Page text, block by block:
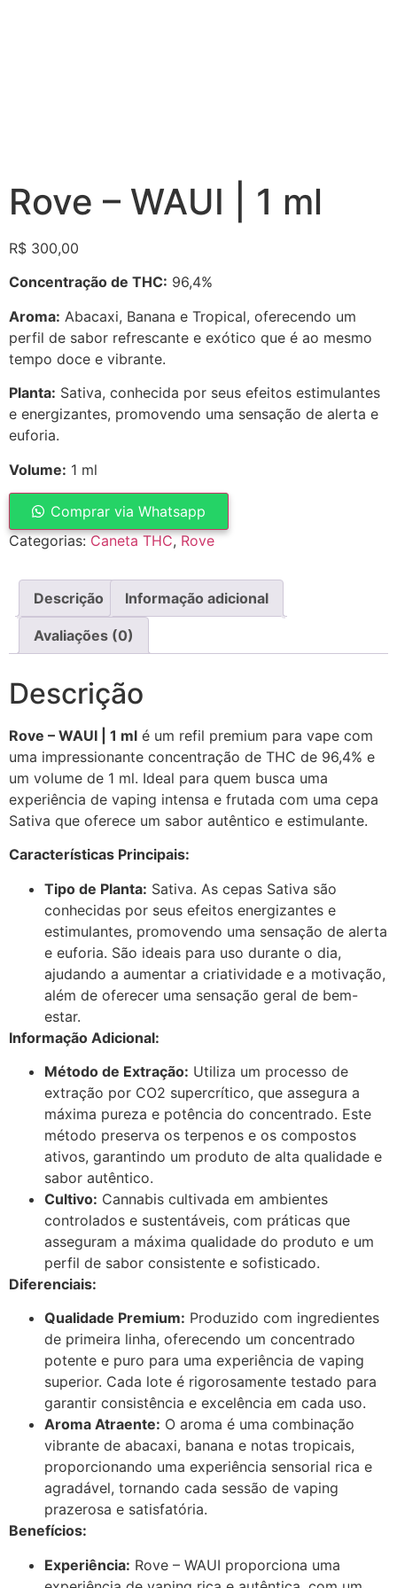
Rove – WAUI | 1 ml
R$ 300,00
Concentração de THC: 96,4%
Aroma: Abacaxi, Banana e Tropical, oferecendo um
perfil de sabor refrescante e exótico que é ao mesmo
tempo doce e vibrante.
Planta: Sativa, conhecida por seus efeitos estimulantes
e energizantes, promovendo uma sensação de alerta e
euforia.
Volume: 1 ml
Comprar via Whatsapp
Categorias:Caneta THC,Rove
Descrição Informação adicional
Avaliações (0)
Descrição
Rove – WAUI | 1 ml é um refil premium para vape com
uma impressionante concentração de THC de 96,4% e
um volume de 1 ml. Ideal para quem busca uma
experiência de vaping intensa e frutada com uma cepa
Sativa que oferece um sabor autêntico e estimulante.
Características Principais:
Tipo de Planta: Sativa. As cepas Sativa são
conhecidas por seus efeitos energizantes e
estimulantes, promovendo uma sensação de alerta
e euforia. São ideais para uso durante o dia,
ajudando a aumentar a criatividade e a motivação,
além de oferecer uma sensação geral de bem-
estar.
Informação Adicional:
Método de Extração: Utiliza um processo de
extração por CO2 supercrítico, que assegura a
máxima pureza e potência do concentrado. Este
método preserva os terpenos e os compostos
ativos, garantindo um produto de alta qualidade e
sabor autêntico.
Cultivo: Cannabis cultivada em ambientes
controlados e sustentáveis, com práticas que
asseguram a máxima qualidade do produto e um
perfil de sabor consistente e sofisticado.
Diferenciais:
Qualidade Premium: Produzido com ingredientes
de primeira linha, oferecendo um concentrado
potente e puro para uma experiência de vaping
superior. Cada lote é rigorosamente testado para
garantir consistência e excelência em cada uso.
Aroma Atraente: O aroma é uma combinação
vibrante de abacaxi, banana e notas tropicais,
proporcionando uma experiência sensorial rica e
agradável, tornando cada sessão de vaping
prazerosa e satisfatória.
Benefícios:
Experiência: Rove – WAUI proporciona uma